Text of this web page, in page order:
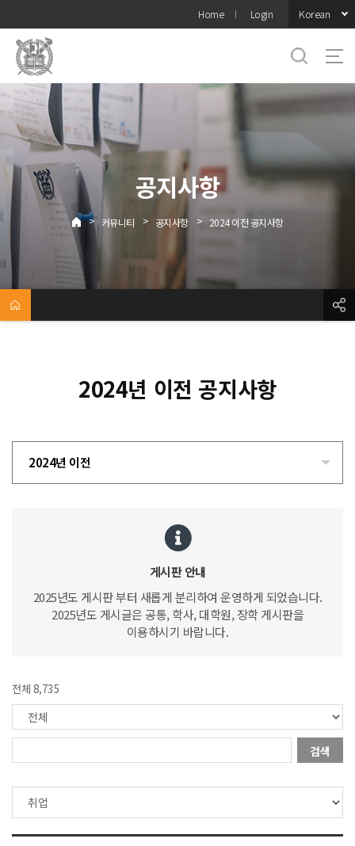
메뉴
Home Login Korean
공지사항
> 커뮤니티 > 공지사항 > 2024 이전 공지사항
2024년 이전 공지사항
2024년 이전
게시판 안내
2025년도 게시판 부터 새롭게 분리하여 운영하게 되었습니다.
2025년도 게시글은 공통, 학사, 대학원, 장학 게시판을
이용하시기 바랍니다.
전체 8,735
검색